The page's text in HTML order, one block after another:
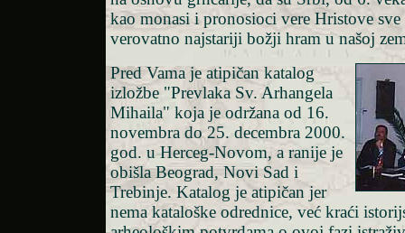
kao monasi i pronosioci vere Hristove
verovatno najstariji božji hram u našoj
Pred Vama je atipičan katalog
izložbe "Prevlaka Sv. Arhangela
Mihaila" koja je održana od 16.
novembra do 25. decembra 2000.
god. u Herceg-Novom, a ranije je
obišla Beograd, Novi Sad i
Trebinje. Katalog je atipičan jer
nema kataloške odrednice, već kraći